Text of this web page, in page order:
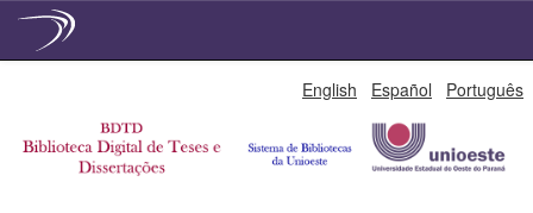
English Español Português